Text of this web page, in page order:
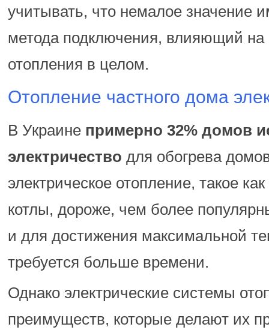
учитывать, что немалое значение
метода подключения, влияющий
отопления в целом.
Отопление частного дома
В Украине примерно 32% домов
электричество для обогрева
электрическое отопление, такое
котлы, дороже, чем более
и для достижения максимальной
требуется больше времени.
Однако электрические системы
преимуществ, которые делают их